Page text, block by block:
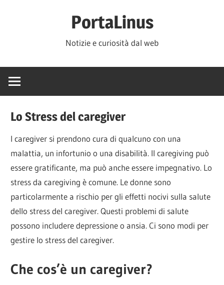
PortaLinus
Notizie e curiosità dal web
Lo Stress del caregiver
I caregiver si prendono cura di qualcuno con una
malattia, un infortunio o una disabilità. Il caregiving può
essere gratificante, ma può anche essere impegnativo. Lo
stress da caregiving è comune. Le donne sono
particolarmente a rischio per gli effetti nocivi sulla salute
dello stress del caregiver. Questi problemi di salute
possono includere depressione o ansia. Ci sono modi per
gestire lo stress del caregiver.
Che cos’è un caregiver?